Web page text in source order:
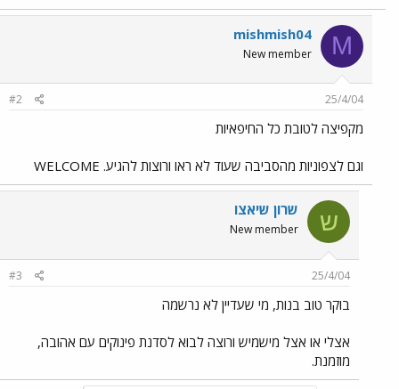
M
mishmish04
New member
25/4/04
#2
מקפיצה לטובת כל החיפאיות
וגם לצפוניות מהסביבה שעוד לא ראו ורוצות להגיע. WELCOME
ש שרון שיאצו
New member
25/4/04
#3
בוקר טוב בנות, מי שעדיין לא נרשמה
אצלי או אצל מישמיש ורוצה לבוא לסדנת פינוקים עם אהובה,
מוזמנת.